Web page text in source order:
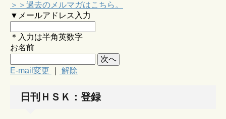
＞＞過去のメルマガはこちら。
▼メールアドレス入力
＊入力は半角英数字
お名前
E-mail変更 解除
日刊ＨＳＫ：登録